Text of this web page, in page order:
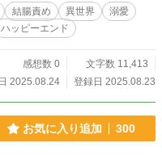
結腸責め 異世界
溺愛
ハッピーエンド
感想数 0
文字数 11,413
2025.08.24
登録日 2025.08.23
お気に入り追加 300